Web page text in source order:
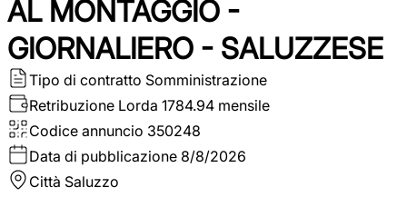
AL MONTAGGIO -
GIORNALIERO - SALUZZESE
Tipo di contratto Somministrazione
Retribuzione Lorda 1784.94 mensile
Codice annuncio 350248
Data di pubblicazione 8/8/2026
Città Saluzzo